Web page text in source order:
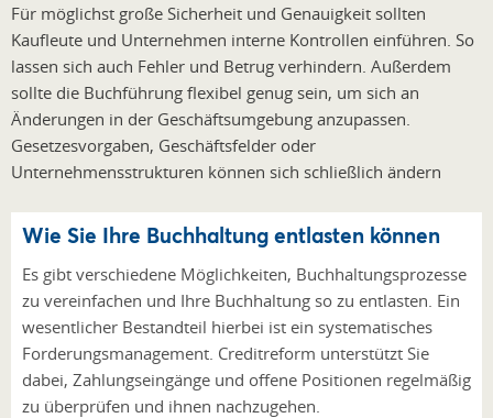
Für möglichst große Sicherheit und Genauigkeit sollten
Kaufleute und Unternehmen interne Kontrollen einführen. So
lassen sich auch Fehler und Betrug verhindern. Außerdem
sollte die Buchführung flexibel genug sein, um sich an
Änderungen in der Geschäftsumgebung anzupassen.
Gesetzesvorgaben, Geschäftsfelder oder
Unternehmensstrukturen können sich schließlich ändern
Wie Sie Ihre Buchhaltung entlasten können
Es gibt verschiedene Möglichkeiten, Buchhaltungsprozesse
zu vereinfachen und Ihre Buchhaltung so zu entlasten. Ein
wesentlicher Bestandteil hierbei ist ein systematisches
Forderungsmanagement. Creditreform unterstützt Sie
dabei, Zahlungseingänge und offene Positionen regelmäßig
zu überprüfen und ihnen nachzugehen.